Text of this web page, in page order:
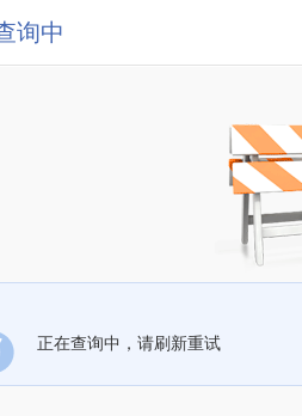
询中
正在查询中，请刷新重试